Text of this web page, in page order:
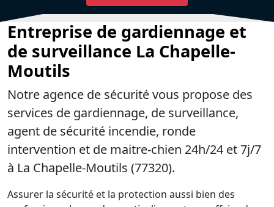
Entreprise de gardiennage et
de surveillance La Chapelle-
Moutils
Notre agence de sécurité vous propose des
services de gardiennage, de surveillance,
agent de sécurité incendie, ronde
intervention et de maitre-chien 24h/24 et 7j/7
à La Chapelle-Moutils (77320).
Assurer la sécurité et la protection aussi bien des